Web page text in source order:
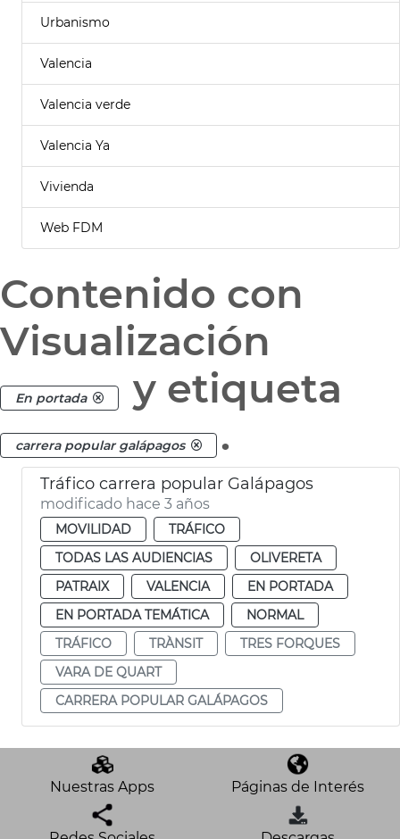
Urbanismo
Valencia
Valencia verde
Valencia Ya
Vivienda
Web FDM
Contenido con
Visualización
En portada y etiqueta
carrera popular galápagos .
Tráfico carrera popular Galápagos
modificado hace 3 años
MOVILIDAD
TRÁFICO
TODAS LAS AUDIENCIAS
OLIVERETA
PATRAIX
VALENCIA
EN PORTADA
EN PORTADA TEMÁTICA
NORMAL
TRÁFICO
TRÀNSIT
TRES FORQUES
VARA DE QUART
CARRERA POPULAR GALÁPAGOS
Nuestras Apps Páginas de Interés